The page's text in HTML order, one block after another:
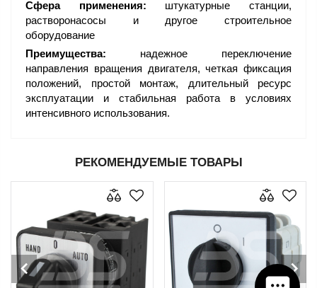
Сфера применения: штукатурные станции,
растворонасосы и другое строительное
оборудование
Преимущества: надежное переключение
направления вращения двигателя, четкая фиксация
положений, простой монтаж, длительный ресурс
эксплуатации и стабильная работа в условиях
интенсивного использования.
РЕКОМЕНДУЕМЫЕ ТОВАРЫ